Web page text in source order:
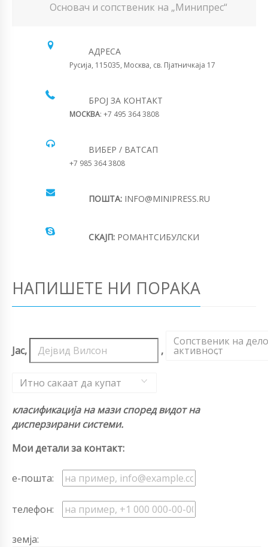
Основач и сопственик на „Минипрес“
АДРЕСА
Русија, 115035, Москва, св. Пјатничкаја 17
БРОЈ ЗА КОНТАКТ
МОСКВА: +7 495 364 3808
ВИБЕР / ВАТСАП
+7 985 364 3808
ПОШТА: INFO@MINIPRESS.RU
СКАЈП: РОМАНТСИБУЛСКИ
НАПИШЕТЕ НИ ПОРАКА
Јас, ,
Сопственик на
активност
,
Итно сакаат да купат
класификација на мази според видот на
дисперзирани системи.
Мои детали за контакт:
е-пошта:
телефон:
земја: